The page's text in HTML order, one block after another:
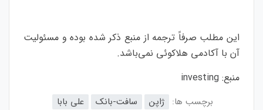
این مطلب صرفاً ترجمه از منبع ذکر شده بوده و مسئولیت
آن با آکادمی هلاکوئی نمی‌باشد.
منبع: investing
برچسب ها: ژاپن سافت-بانک
علی بابا